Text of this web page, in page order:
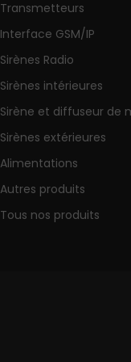
Transmetteurs
Interface GSM/IP
Sirènes Radio
Sirènes intérieures
Sirène et diffuseur de
Sirènes extérieures
Alimentations
Autres produits
Tous nos produits